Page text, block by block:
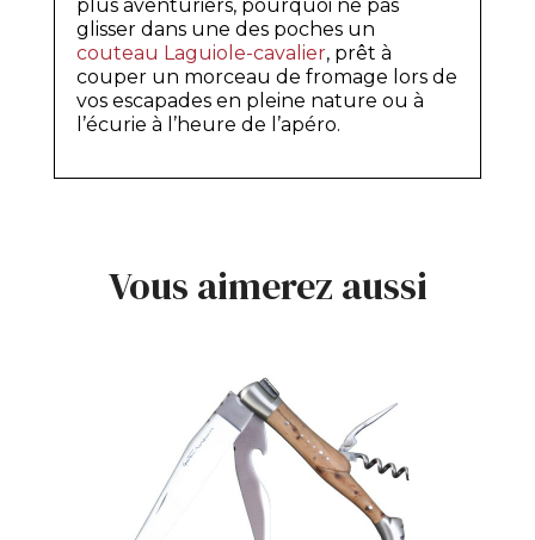
plus aventuriers, pourquoi ne pas
glisser dans une des poches un
couteau Laguiole-cavalier, prêt à
couper un morceau de fromage lors de
vos escapades en pleine nature ou à
l’écurie à l’heure de l’apéro.
Vous aimerez aussi